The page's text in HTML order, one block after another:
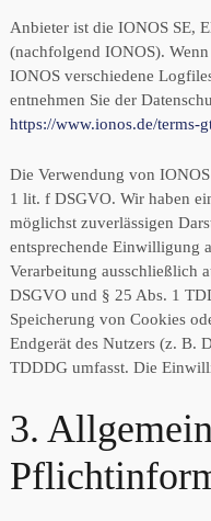
Anbieter ist die IONOS SE,
(nachfolgend IONOS). Wenn
IONOS verschiedene
entnehmen Sie der
https://www.ionos.de/terms-
Die Verwendung von
1 lit. f DSGVO. Wir haben
möglichst zuverlässigen
entsprechende Einwilligung
Verarbeitung ausschließlich
DSGVO und § 25 Abs. 1
Speicherung von Cookies
Endgerät des Nutzers (z. B.
TDDDG umfasst. Die
3.